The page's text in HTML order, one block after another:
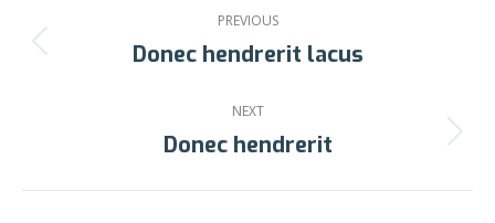
navigation
PREVIOUS
Previous
Donec hendrerit lacus
NEXT
Next
Donec hendrerit